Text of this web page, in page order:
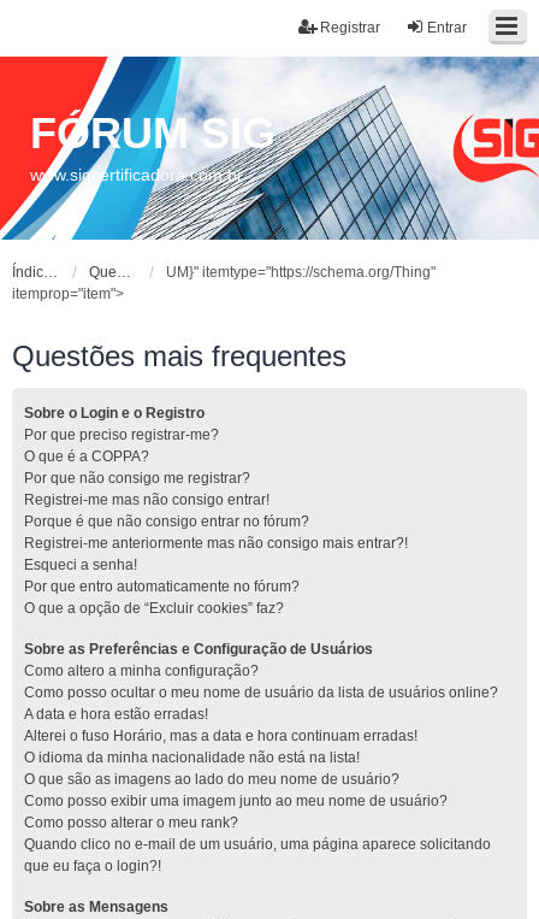
Entrar
Registrar
FÓRUM SIG
www.sigcertificadora.com.br
Índice do fórum Questões mais frequentes
UM}" itemtype="https://schema.org/Thing"
itemprop="item">
Questões mais frequentes
Sobre o Login e o Registro
Por que preciso registrar-me?
O que é a COPPA?
Por que não consigo me registrar?
Registrei-me mas não consigo entrar!
Porque é que não consigo entrar no fórum?
Registrei-me anteriormente mas não consigo mais entrar?!
Esqueci a senha!
Por que entro automaticamente no fórum?
O que a opção de “Excluir cookies” faz?
Sobre as Preferências e Configuração de Usuários
Como altero a minha configuração?
Como posso ocultar o meu nome de usuário da lista de usuários online?
A data e hora estão erradas!
Alterei o fuso Horário, mas a data e hora continuam erradas!
O idioma da minha nacionalidade não está na lista!
O que são as imagens ao lado do meu nome de usuário?
Como posso exibir uma imagem junto ao meu nome de usuário?
Como posso alterar o meu rank?
Quando clico no e-mail de um usuário, uma página aparece solicitando
que eu faça o login?!
Sobre as Mensagens